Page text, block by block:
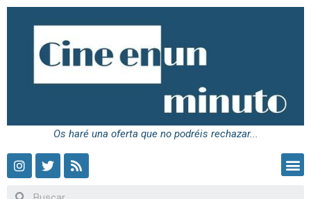
Os haré una oferta que no podréis rechazar...